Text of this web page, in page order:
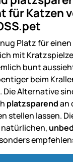
für Katzen
Platz für
mit
bunt
beim
Alternative
platzsparendan
stellen lassen.